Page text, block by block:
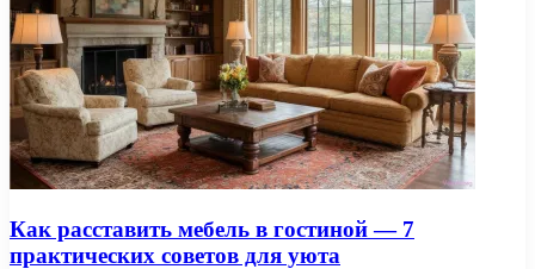
Как расставить мебель в гостиной — 7
практических советов для уюта